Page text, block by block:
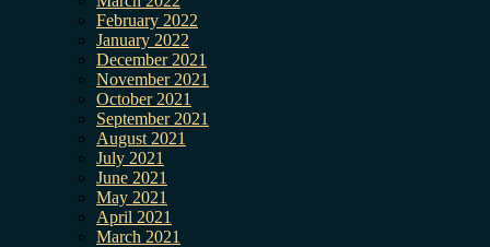
February 2022
January 2022
December 2021
November 2021
October 2021
September 2021
August 2021
July 2021
June 2021
May 2021
April 2021
March 2021